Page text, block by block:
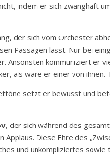
indem er sich zwanghaft
der sich vom Orchester
Passagen lässt. Nur bei
Ansonsten kommuniziert
als wäre er einer von
setzt er bewusst und
, der sich während des
Diese Ehre des
und unkompliziertes sowie